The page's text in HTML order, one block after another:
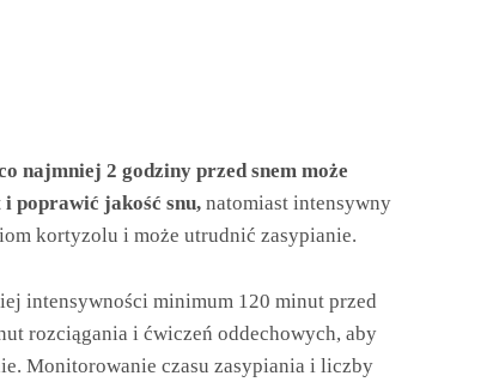
najmniej 2 godziny przed snem może
poprawić jakość snu, natomiast intensywny
kortyzolu i może utrudnić zasypianie.
intensywności minimum 120 minut przed
rozciągania i ćwiczeń oddechowych, aby
Monitorowanie czasu zasypiania i liczby